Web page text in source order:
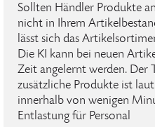
Sollten Händler Produkte
nicht in Ihrem
lässt sich das
Die KI kann bei neuen
Zeit angelernt werden. Der
zusätzliche Produkte ist laut
innerhalb von wenigen
Entlastung für Personal